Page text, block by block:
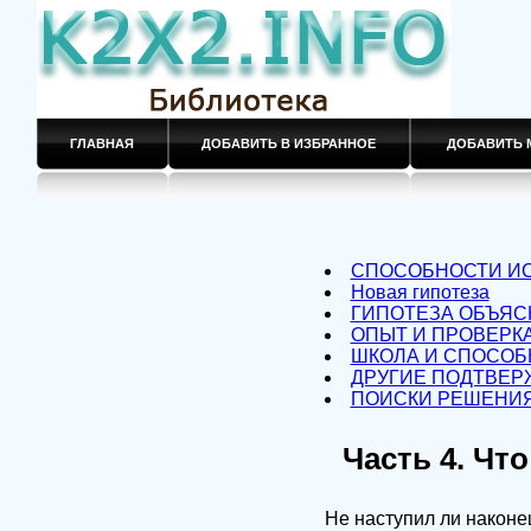
ГЛАВНАЯ ДОБАВИТЬ В ИЗБРАННОЕ ДОБАВИТЬ
СПОСОБНОСТИ
Новая гипотеза
ГИПОТЕЗА
ОПЫТ И
ШКОЛА И
ДРУГИЕ
ПОИСКИ
Часть 4.
Не наступил ли наконец момент покончить с ужасающей теоретической пустотой некоего биологического мифа о гении и задать себе вопрос, не является ли существование великих людей, совершенных личностей доказательством того, что стадия развития, достигнутая данным обществом, вообще делает возможным такое совершенство…..и не следует ли, наоборот, считать исключением, требующим объяснения, общее правило подавления способностей человека? Люсьен Сэв. Марксизм и теория личности. Грубое деление всех свойств человека на "врожденные" и "приобретенные" простительно, но совершенно неразумно… подобное деление бессмысленно в случаях, когда практический опыт воздействует на устройство, и наоборот. Грей Уолтер. Живой мозг Проблема человеческих способностей всегда и у всех людей вызывала неподдельный интерес. Откуда берутся люди способные и неспособные, талантливые и бездарные? Почему не всякий вундеркинд становится гением, а гении во всех областях человеческой деятельности столь редки? Кто не задавал себе подобных вопросов? Но если раньше эти вопросы не выходили за рамки любознательности и не слишком нуждались в разрешении, то теперь проблема способностей вырастает в крупную социальную проблему. Почему? Невиданное еще в истории человечества ускорение научно-технического прогресса, лавинообразное нарастание наших познаний о мире и необходимость овладевать ими уже поставили перед педагогами и психологами ряд труднейших задач. Школа на всех ее ступенях — начальная, средняя и высшая — отстает в этом отношении от требований жизни, и отставание не только не имеет тенденции к сокращению, но прогрессирует все заметнее. Каждому, кто знаком с положением дел в школе, ясно, что компенсировать это отставание путем увеличения сроков обучения либо путем пополнения программ новым материалом невозможно. Длительность школьного обучения уже дошла до тех предельных границ, где с натяжкой ее можно считать еще разумной, и не случайно уже не одно десятилетие держится на этом уровне. Делается вторая попытка ввести одиннадцатый класс в школе. Вопрос о перегрузке школьных программ не сходит у нас с повестки дня уже много лет и настоятельно дает о себе знать хотя бы в том факте, что рабочий день школьника в старших классах превышает гарантированную Конституцией длительность рабочего дня взрослых и угрожает не только физическому, но и психическому здоровью наших детей. Будь у нас в руках объективные критерии для измерения меры того и другого здоровья, мы бы говорили об этом